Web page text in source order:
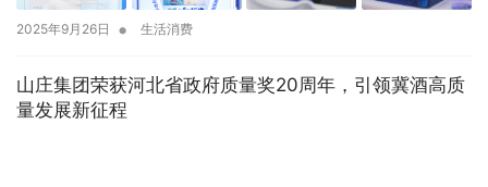
2025年9月26日 • 生活消费
山庄集团荣获河北省政府质量奖20周年，引领冀酒高质
量发展新征程